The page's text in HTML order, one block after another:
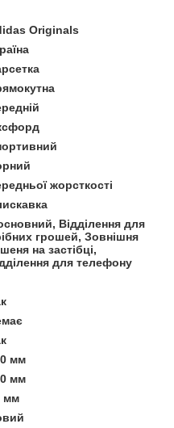
Originals
жорсткості
Відділення для
грошей, Зовнішня
на застібці,
для телефону
мм
мм
мм